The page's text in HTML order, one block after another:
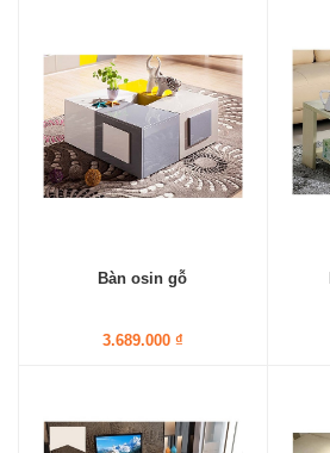
Bàn osin gỗ
3.689.000 ₫